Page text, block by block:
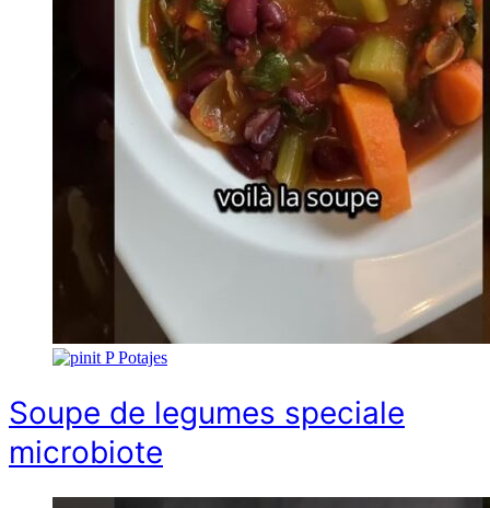
P Potajes
Soupe de legumes speciale
microbiote